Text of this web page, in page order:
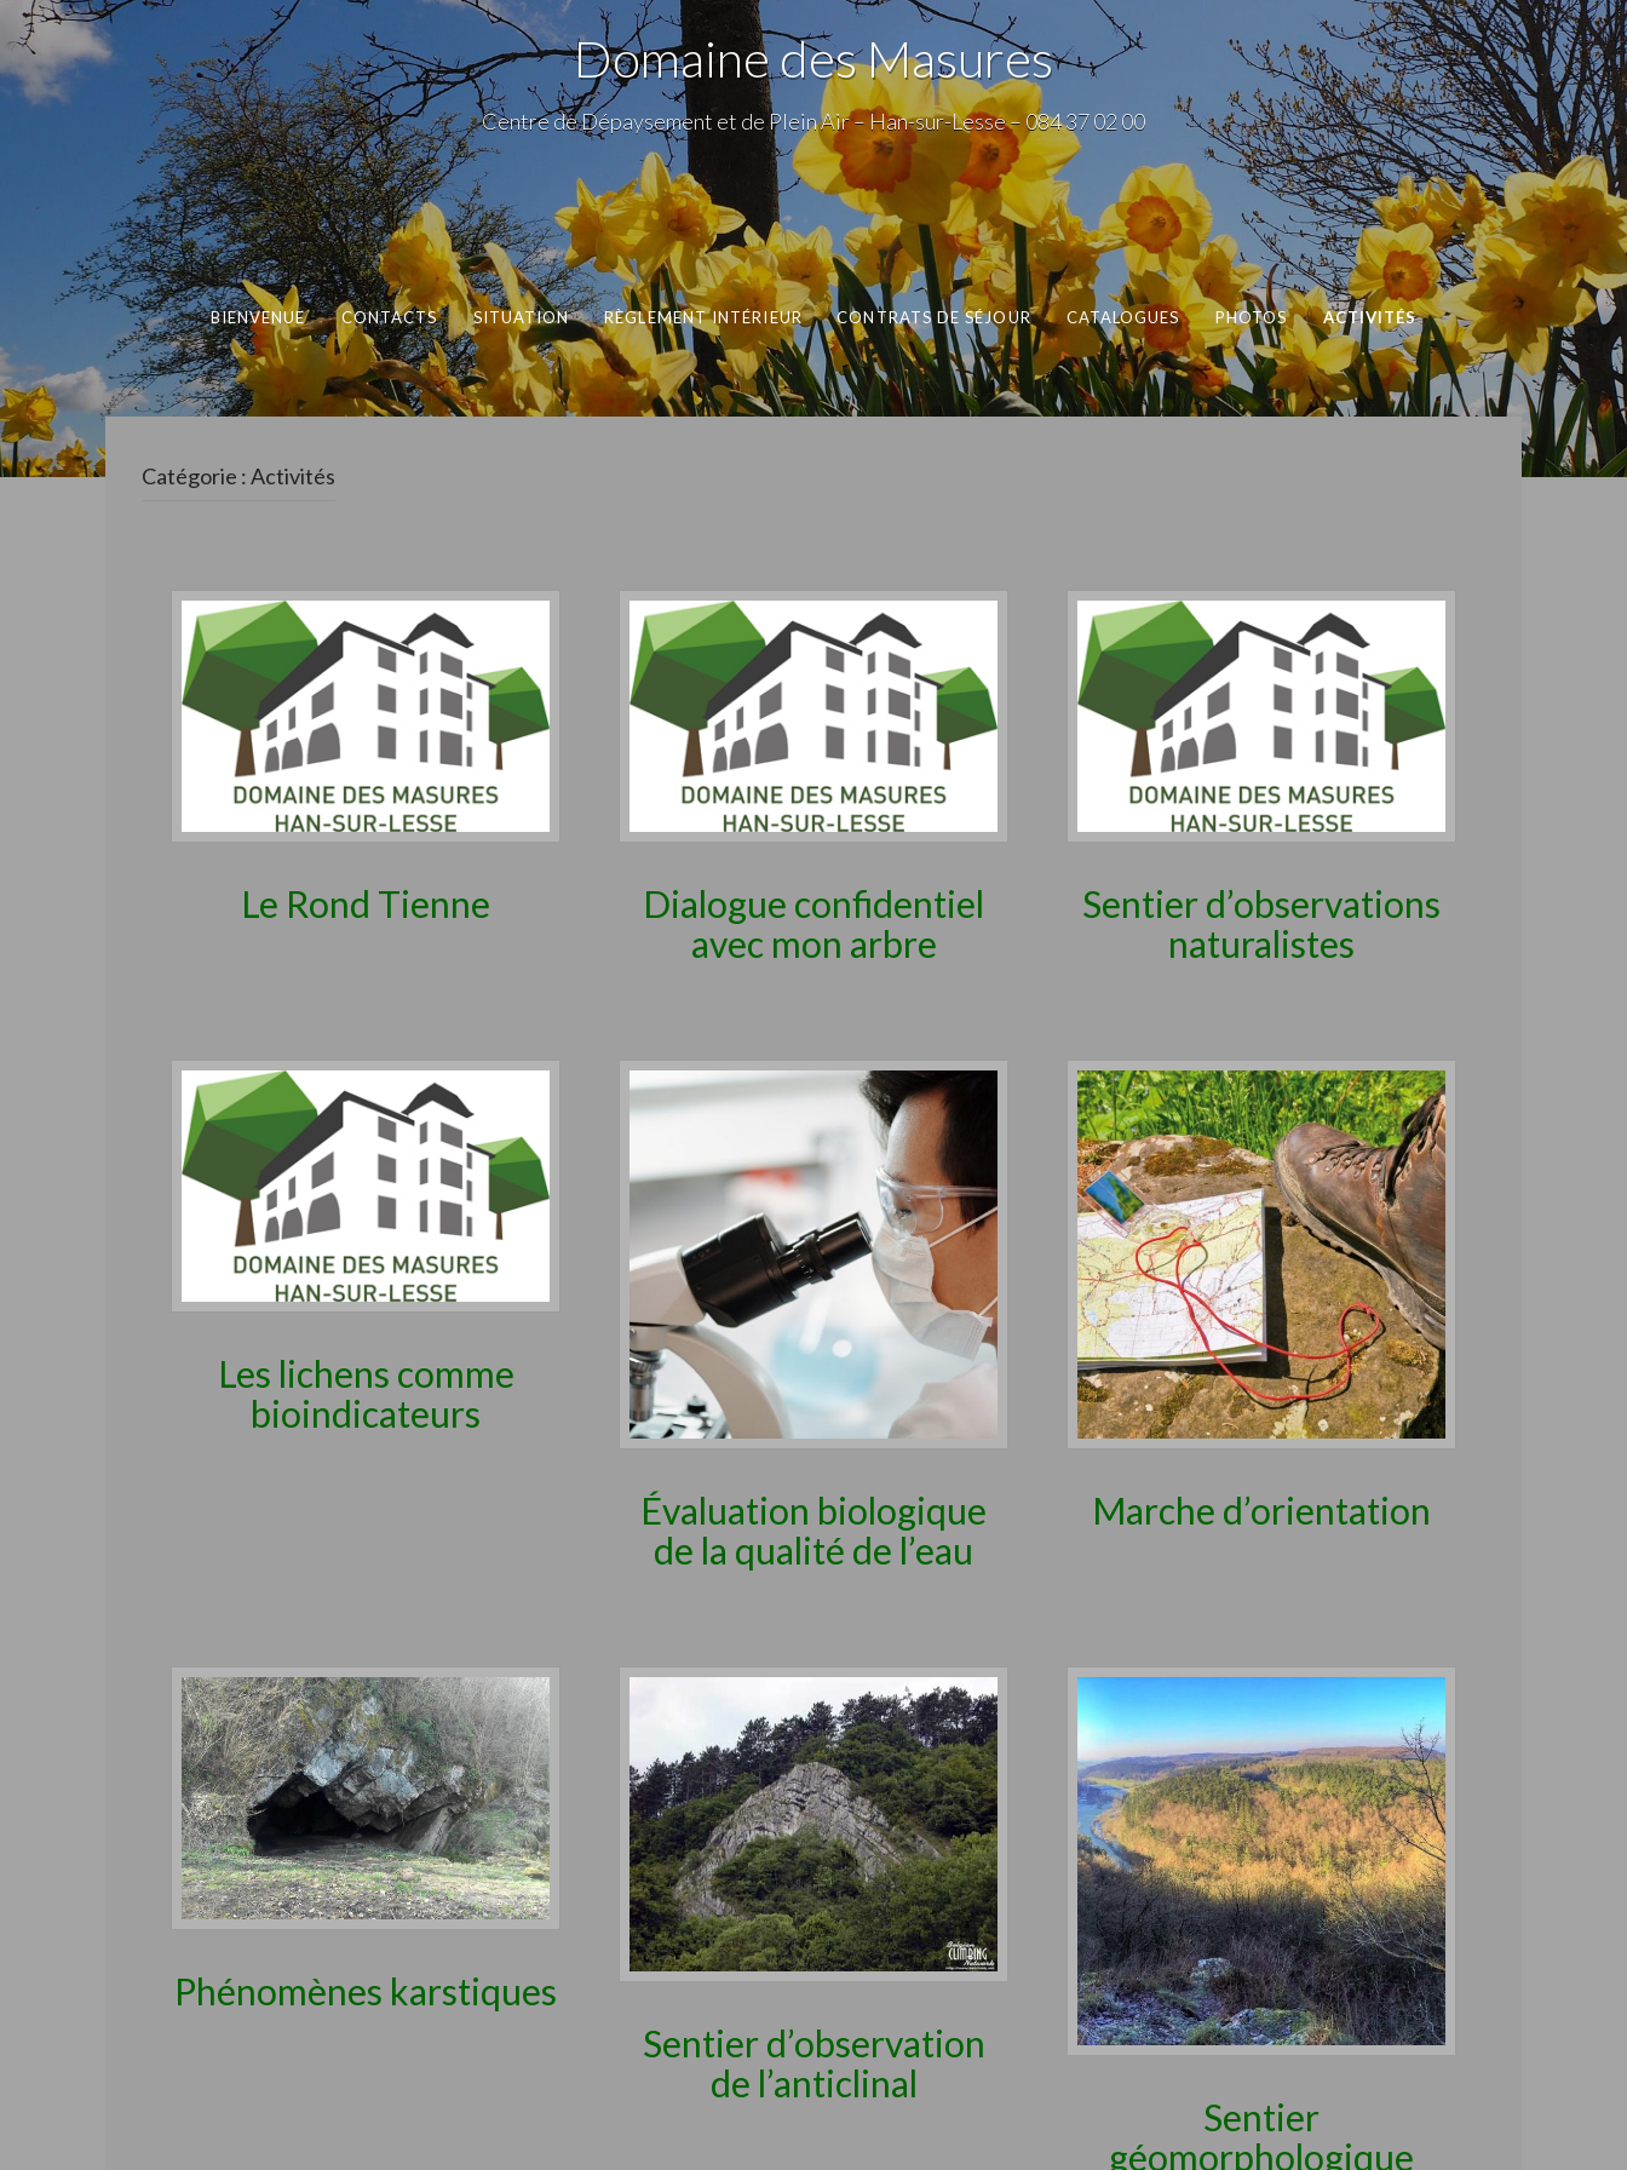
Domaine des Masures
Centre de Dépaysement et de Plein Air – Han-sur-Lesse – 084 37 02 00
BIENVENUE CONTACTS SITUATION RÈGLEMENT INTÉRIEUR CONTRATS DE SÉJOUR CATALOGUES PHOTOS ACTIVITÉS
Catégorie :Activités
Le Rond Tienne
Dialogue confidentiel
avec mon arbre
Sentier d’observations
naturalistes
Les lichens comme
bioindicateurs
Évaluation biologique
de la qualité de l’eau
Marche d’orientation
Phénomènes karstiques
Sentier d’observation
de l’anticlinal
Sentier
géomorphologique